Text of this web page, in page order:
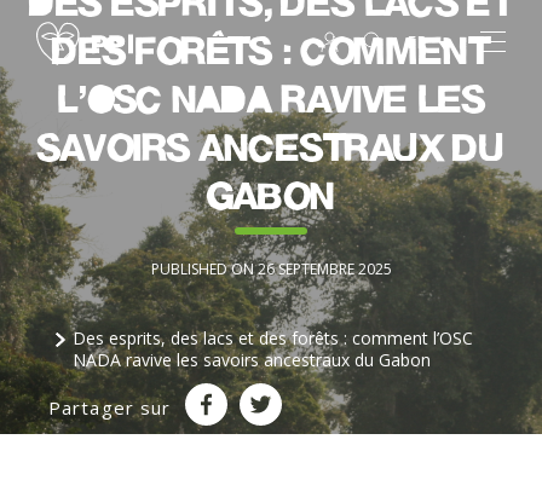
FR
des forêts : comment
l’OSC NADA ravive les
savoirs ancestraux du
Gabon
PUBLISHED ON 26 SEPTEMBRE 2025
Des esprits, des lacs et des forêts : comment l’OSC
NADA ravive les savoirs ancestraux du Gabon
Partager sur